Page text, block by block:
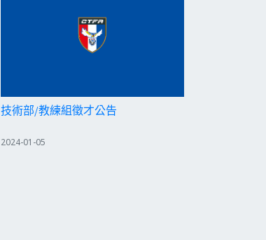
技術部/教練組徵才公告
2024-01-05